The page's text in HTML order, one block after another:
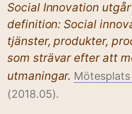
Social Innovation
definition: Social
tjänster, produkter,
som strävar efter att
utmaningar.
(2018.05).